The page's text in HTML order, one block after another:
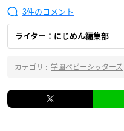
3
ライター：にじめん編集部
カテゴリ : 学園ベビーシッターズ